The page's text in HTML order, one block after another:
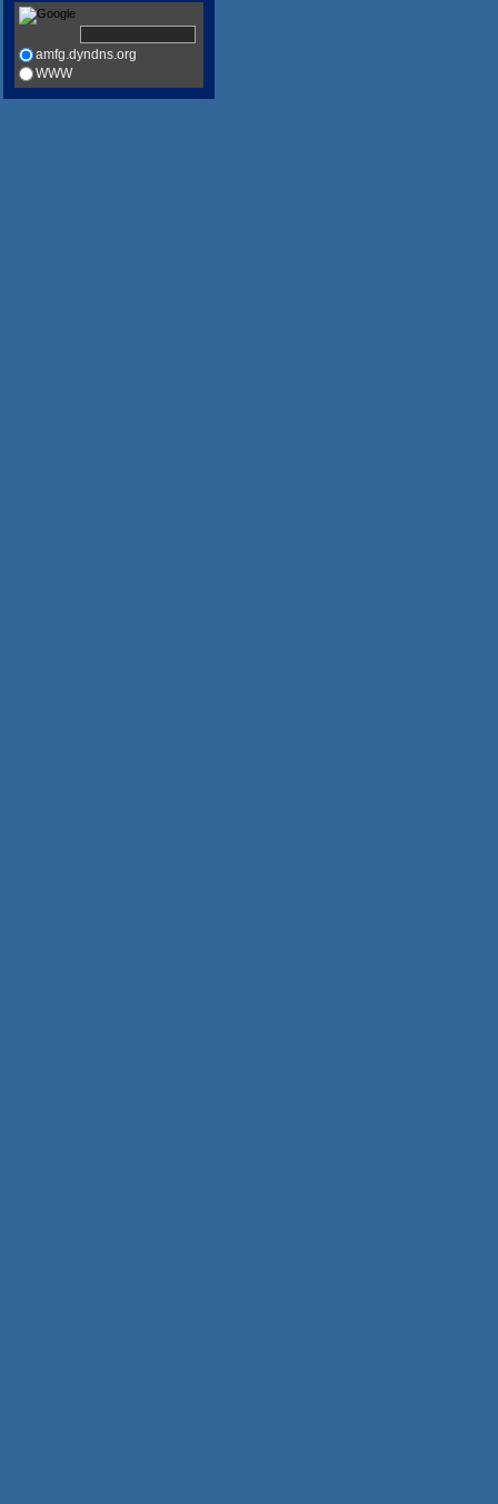
amfg.dyndns.org
WWW